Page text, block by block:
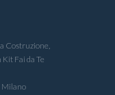
Costruzione,
Fai da Te
Milano